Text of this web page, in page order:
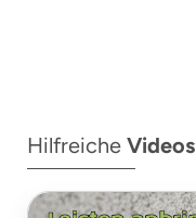
Hilfreiche Videos